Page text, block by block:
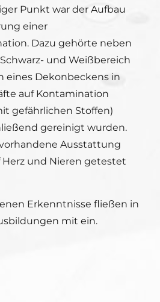
Punkt war der Aufbau
einer
Dazu gehörte neben
und Weißbereich
eines Dekonbeckens in
auf Kontamination
gefährlichen Stoffen)
gereinigt wurden.
Ausstattung
und Nieren getestet
Erkenntnisse fließen in
mit ein.